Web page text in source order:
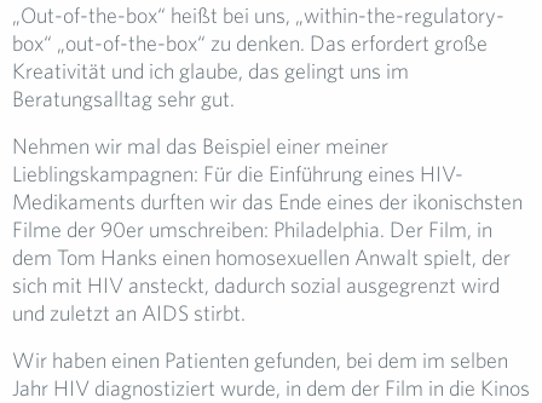
„Out-of-the-box“ heißt bei uns, „within-the-regulatory-
box“ „out-of-the-box“ zu denken. Das erfordert große
Kreativität und ich glaube, das gelingt uns im
Beratungsalltag sehr gut.
Nehmen wir mal das Beispiel einer meiner
Lieblingskampagnen: Für die Einführung eines HIV-
Medikaments durften wir das Ende eines der ikonischsten
Filme der 90er umschreiben: Philadelphia. Der Film, in
dem Tom Hanks einen homosexuellen Anwalt spielt, der
sich mit HIV ansteckt, dadurch sozial ausgegrenzt wird
und zuletzt an AIDS stirbt.
Wir haben einen Patienten gefunden, bei dem im selben
Jahr HIV diagnostiziert wurde, in dem der Film in die Kinos